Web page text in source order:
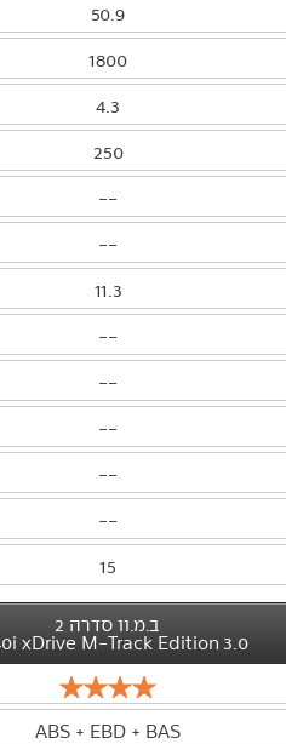
50.9
1800
4.3
250
--
--
11.3
--
--
--
--
--
15
ב.מ.וו סדרה 2
3.0 M240i xDrive M-Track Edition
ABS + EBD + BAS